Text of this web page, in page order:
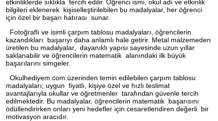
etkinliklerde sıklıkla tercih edilir. Öğrenci ismi, okul adı ve etkinlik
bilgileri eklenerek kişiselleştirilebilen bu madalyalar, her öğrenci
için özel bir başarı hatırası sunar.
Fotoğraflı ve isimli çarpım tablosu madalyaları, öğrencilerin
kazandıkları başarıyı daha anlamlı hale getirir. Metal malzemeden
üretilen bu madalyalar, dayanıklı yapısı sayesinde uzun yıllar
saklanabilir ve öğrencilerin matematik alanındaki ilk büyük
başarılarını simgeler.
Okulhediyem.com üzerinden temin edilebilen çarpım tablosu
madalyaları; uygun fiyatlı, kişiye özel ve hızlı teslimat
avantajlarıyla okullar ve öğretmenler tarafından güvenle tercih
edilmektedir. Bu madalyalar, öğrencilerin matematik başarısını
ödüllendirirken onları yeni hedefler için cesaretlendiren değerli bir
motivasyon aracıdır.